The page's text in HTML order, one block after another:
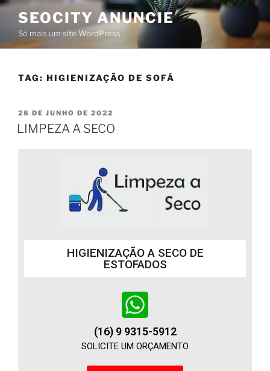
SEOCITY ANUNCIE
Só mais um site WordPress
TAG: HIGIENIZAÇÃO DE SOFÁ
28 DE JUNHO DE 2022
LIMPEZA A SECO
HIGIENIZAÇÃO A SECO DE
ESTOFADOS
(16) 9 9315-5912
SOLICITE UM ORÇAMENTO